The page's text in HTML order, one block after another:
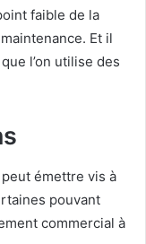
faible de la
Et il
l’on utilise des
émettre vis à
pouvant
commercial à